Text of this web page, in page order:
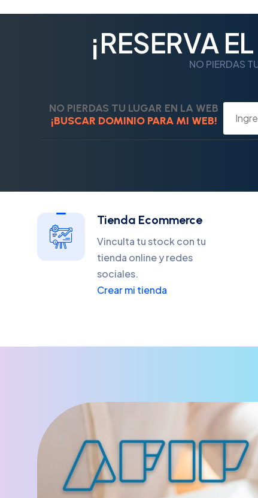
¡RESERVA
NO PIERDAS
NO PIERDAS TU LUGAR EN LA WEB
¡BUSCAR DOMINIO PARA MI WEB!
Tienda Ecommerce
Vinculta tu stock con tu
tienda online y redes
sociales.
Crear mi tienda